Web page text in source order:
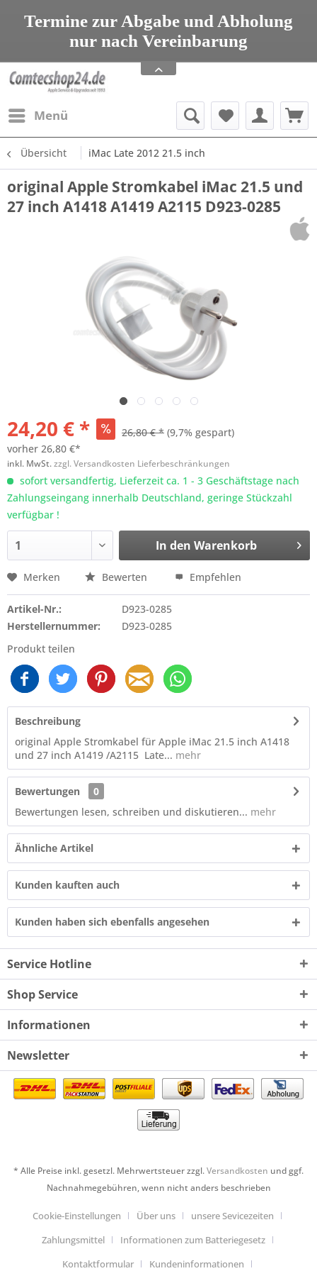
Termine zur Abgabe und Abholung
nur nach Vereinbarung
Apple Service, Upgrades und Zubehör
seit 1993 Tel: 08203 95 00 699
Menü
Übersicht iMac Late 2012 21.5 inch
original Apple Stromkabel iMac 21.5 und
27 inch A1418 A1419 A2115 D923-0285
24,20 € * 26,80 € * (9,7% gespart)
vorher 26,80 €*
inkl. MwSt.zzgl. Versandkosten Lieferbeschränkungen
sofort versandfertig, Lieferzeit ca. 1 - 3 Geschäftstage nach
Zahlungseingang innerhalb Deutschland, geringe Stückzahl
verfügbar !
In den Warenkorb
Merken Bewerten Empfehlen
Artikel-Nr.:
D923-0285
Herstellernummer:
D923-0285
Produkt teilen
Beschreibung
original Apple Stromkabel für Apple iMac 21.5 inch A1418
und 27 inch A1419 /A2115 Late... mehr
Bewertungen
0
Bewertungen lesen, schreiben und diskutieren... mehr
Ähnliche Artikel
Kunden kauften auch
Kunden haben sich ebenfalls angesehen
Service Hotline
Shop Service
Informationen
Newsletter
* Alle Preise inkl. gesetzl. Mehrwertsteuer zzgl.Versandkosten und ggf.
Nachnahmegebühren, wenn nicht anders beschrieben
Cookie-Einstellungen Über uns
unsere Sevicezeiten
Zahlungsmittel
Informationen zum Batteriegesetz
Kontaktformular
Kundeninformationen